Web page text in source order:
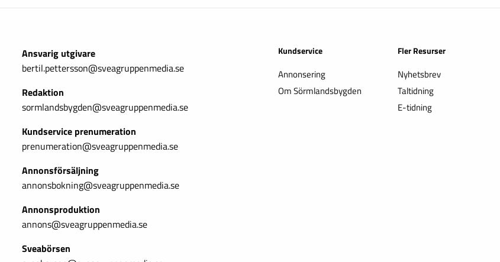
Ansvarig utgivare
bertil.pettersson@sveagruppenmedia.se
Redaktion
sormlandsbygden@sveagruppenmedia.se
Kundservice prenumeration
prenumeration@sveagruppenmedia.se
Annonsförsäljning
annonsbokning@sveagruppenmedia.se
Annonsproduktion
annons@sveagruppenmedia.se
Sveabörsen
Kundservice
Annonsering
Om Sörmlandsbygden
Fler Resurser
Nyhetsbrev
Taltidning
E-tidning